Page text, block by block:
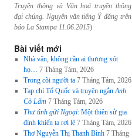
Truyền thông và Văn hoá truyền thông
đại chúng. Nguyên văn tiếng Ý đăng trên
báo La Stampa 11.06.2015)
Bài viết mới
Nhà văn, không cần ai thương xót
họ… 7 Tháng Tám, 2026
Trong cõi người ta 7 Tháng Tám, 2026
Tạp chí Tổ Quốc và truyện ngắnAnh
Cò Lấm 7 Tháng Tám, 2026
Thư tình gửi Ngoại: Một thiên sử gia
đình khiến ta rơi lệ 7 Tháng Tám, 2026
Thơ Nguyễn Thị Thanh Bình 7 Tháng